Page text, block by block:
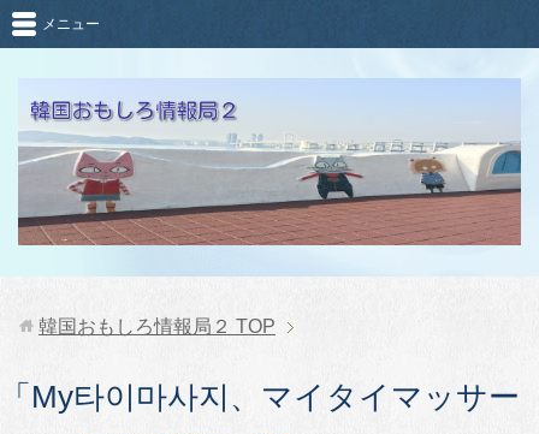
メニュー
韓国おもしろ情報局２ TOP
「My타이마사지、マイタイマッサー